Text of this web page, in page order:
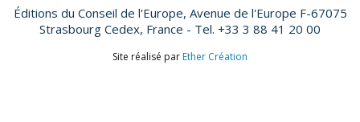
Éditions du Conseil de l'Europe, Avenue de l'Europe F-67075
Strasbourg Cedex, France - Tel. +33 3 88 41 20 00
Site réalisé par Ether Création